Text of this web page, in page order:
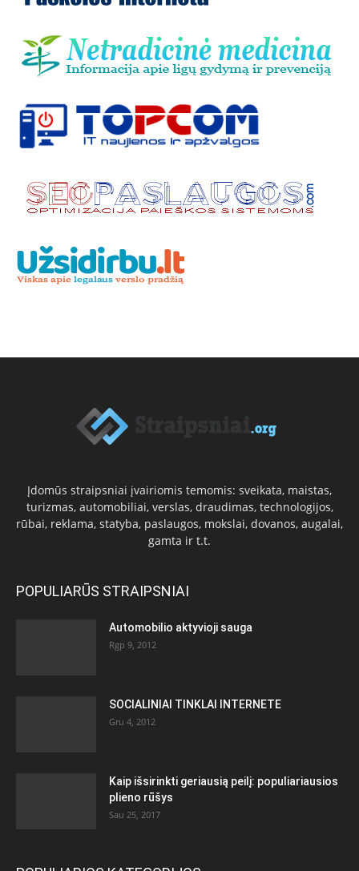
Įdomūs straipsniai įvairiomis temomis: sveikata, maistas,
turizmas, automobiliai, verslas, draudimas, technologijos,
rūbai, reklama, statyba, paslaugos, mokslai, dovanos, augalai,
gamta ir t.t.
POPULIARŪS STRAIPSNIAI
Automobilio aktyvioji sauga
Rgp 9, 2012
SOCIALINIAI TINKLAI INTERNETE
Gru 4, 2012
Kaip išsirinkti geriausią peilį: populiariausios
plieno rūšys
Sau 25, 2017